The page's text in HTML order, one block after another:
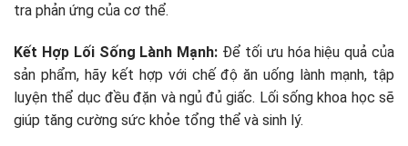
tra phản ứng của cơ thể.
Kết Hợp Lối Sống Lành Mạnh: Để tối ưu hóa hiệu quả của
sản phẩm, hãy kết hợp với chế độ ăn uống lành mạnh, tập
luyện thể dục đều đặn và ngủ đủ giấc. Lối sống khoa học sẽ
giúp tăng cường sức khỏe tổng thể và sinh lý.